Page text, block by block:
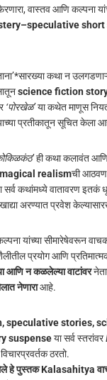
वास्तव आणि कल्पना
कथा न
science fiction
‘पोरखेळ’या कथेत माणूस
प्रतीकातून सूचित केला
ही कथा कलावंत आणि
realismची आठवण
सर्व कथांमध्ये वातावरण
अरण्यात प्रवेश
यांच्या सीमारेषेवरून
प्रयोग आणि
आणि न कळलेल्या वाटांवर
नेणाराआहे.
speculative stories,
suspenseया सर्व स्तरांवर
ठरतो.
हे पुस्तक Kalasahitya